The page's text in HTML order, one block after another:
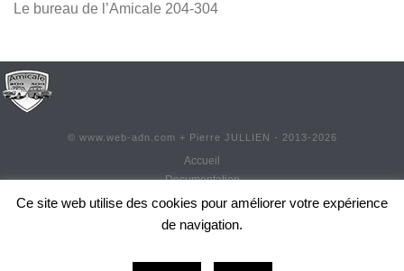
Le bureau de l’Amicale 204-304
© www.web-adn.com + Pierre JULLIEN - 2013- 2026
Accueil
Documentation
Contact
Adhésion
Ce site web utilise des cookies pour améliorer votre expérience
de navigation.